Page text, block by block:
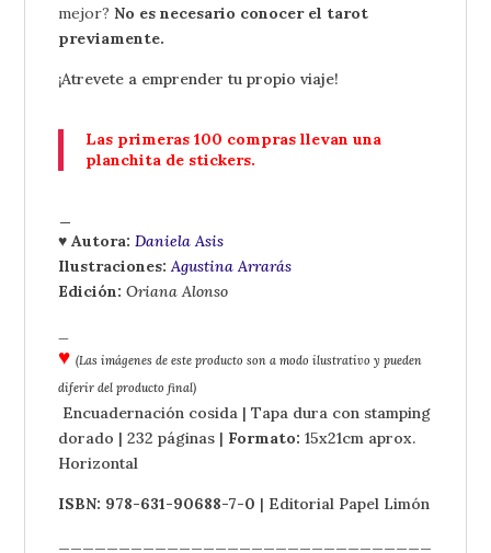
mejor?No es necesario conocer el tarot
previamente.
¡Atrevete a emprender tu propio viaje!
Las primeras 100 compras llevan una
planchita de stickers.
♥ Autora:Daniela Asis
Ilustraciones: Agustina Arrarás
Edición:Oriana Alonso
♥(Las imágenes de este producto son a modo ilustrativo y pueden
diferir del producto final)
Encuadernación cosida | Tapa dura con stamping
dorado | 232 páginas | Formato: 15x21cm aprox.
Horizontal
ISBN: 978-631-90688-7-0 | Editorial Papel Limón